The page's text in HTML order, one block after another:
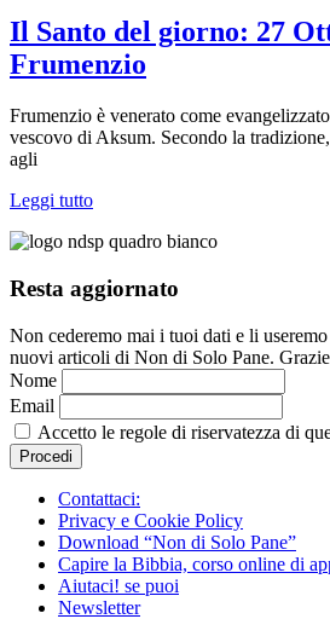
Il Santo del giorno: 27
Frumenzio
Frumenzio è venerato come
vescovo di Aksum. Secondo la
agli
Leggi tutto
Resta aggiornato
Non cederemo mai i tuoi dati e li
nuovi articoli di Non di Solo Pane.
Nome
Email
Accetto le regole di riservatezza di
Contattaci:
Privacy e Cookie Policy
Download “Non di Solo Pane”
Capire la Bibbia, corso online di
Aiutaci! se puoi
Newsletter